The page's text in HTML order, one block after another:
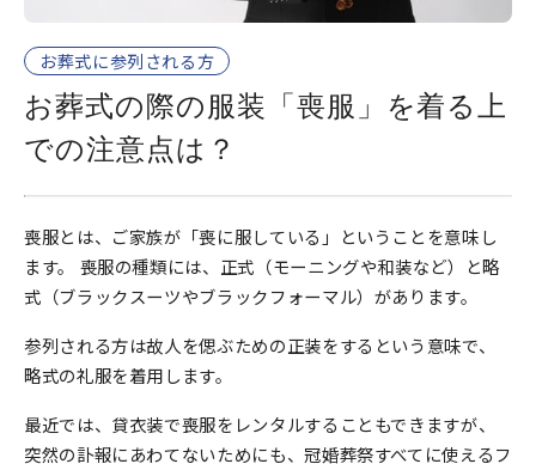
お葬式に参列される方
お葬式の際の服装「喪服」を着る上
での注意点は？
喪服とは、ご家族が「喪に服している」ということを意味し
ます。 喪服の種類には、正式（モーニングや和装など）と略
式（ブラックスーツやブラックフォーマル）があります。
参列される方は故人を偲ぶための正装をするという意味で、
略式の礼服を着用します。
最近では、貸衣装で喪服をレンタルすることもできますが、
突然の訃報にあわてないためにも、冠婚葬祭すべてに使えるフ